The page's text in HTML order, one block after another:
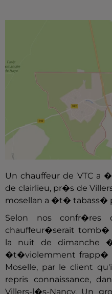
Un chauffeur de VTC
de clairlieu, pr�s de
mosellan a �t� tabass�
Selon nos confr�res
chauffeur�serait tomb�
la nuit de dimanche
�t�violemment
Moselle, par le client
repris connaissance,
Villers-l�s-Nancy. Un